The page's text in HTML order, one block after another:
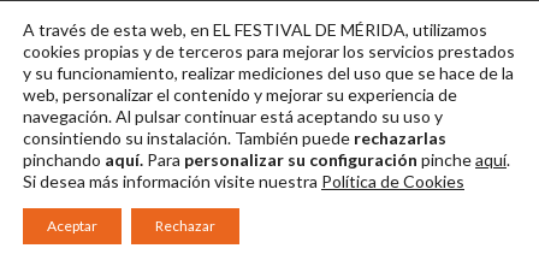
30.07.2026
‘Medea’ y ‘Antígona, la estirpe maldita’ despiden el
Festival de Mérida en el Teatro María Luisa
29.07.2026
El Festival de Mérida consolida su compromiso con
una cultura accesible para todos los públicos
29.07.2026
‘Medea’, ‘Alejandro y el eunuco persa’ y ‘Jasón y las
furias’ llevan el Festival de Mérida a la extensión de
A través de esta web, en EL FESTIVAL DE MÉRIDA, utilizamos
cookies propias y de terceros para mejorar los servicios prestados
y su funcionamiento, realizar mediciones del uso que se hace de la
web, personalizar el contenido y mejorar su experiencia de
navegación. Al pulsar continuarestá aceptando su uso y
consintiendo su instalación. También puede rechazarlas
pinchando aquí. Para personalizar su configuración pincheaquí.
Si desea más información visite nuestra Política de Cookies
Aceptar Rechazar